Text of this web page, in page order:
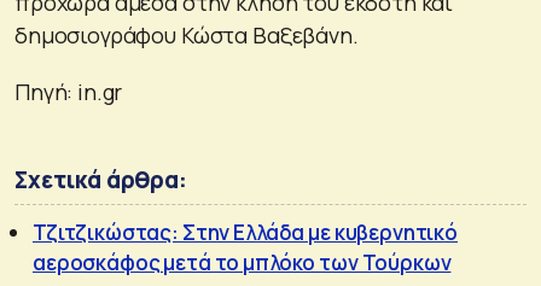
δημοσιογράφου Κώστα Βαξεβάνη.
Πηγή: in.gr
Σχετικά άρθρα:
Τζιτζικώστας: Στην Ελλάδα με κυβερνητικό
αεροσκάφος μετά το μπλόκο των Τούρκων